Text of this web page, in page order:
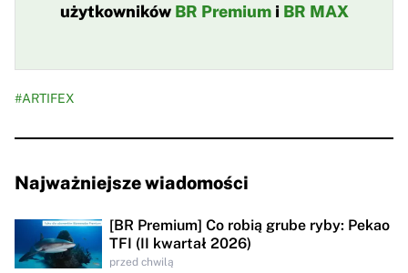
użytkowników BR Premiumi BR MAX
#ARTIFEX
Najważniejsze wiadomości
[BR Premium] Co robią grube ryby: Pekao
TFI (II kwartał 2026)
przed chwilą